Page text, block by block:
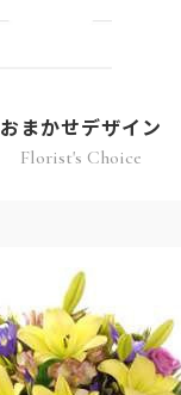
おまかせデザイン
Florist's Choice